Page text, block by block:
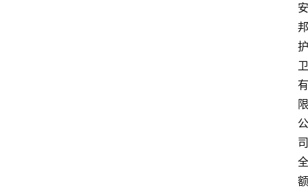
安
邦
护
卫
有
限
公
司
全
额